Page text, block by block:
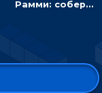
Рамми: собери комбинации и сбрось карты